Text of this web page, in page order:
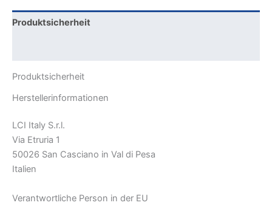
Produktsicherheit
Produktsicherheit
Herstellerinformationen
LCI Italy S.r.l.
Via Etruria 1
50026 San Casciano in Val di Pesa
Italien
Verantwortliche Person in der EU